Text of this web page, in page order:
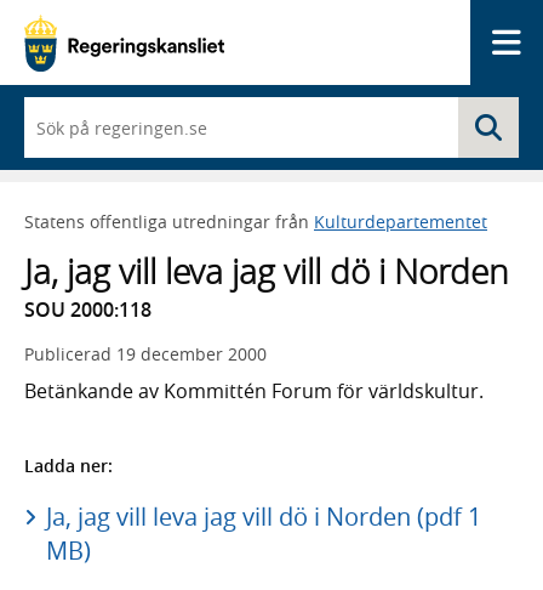
du
börjar
skriva
framträder
lista
med
sökförslag
Statens offentliga utredningar från Kulturdepartementet
Ja, jag vill leva jag vill dö i Norden
SOU 2000:118
Publicerad 19 december 2000
Betänkande av Kommittén Forum för världskultur.
Ladda ner:
Ja, jag vill leva jag vill dö i Norden (pdf 1
MB)